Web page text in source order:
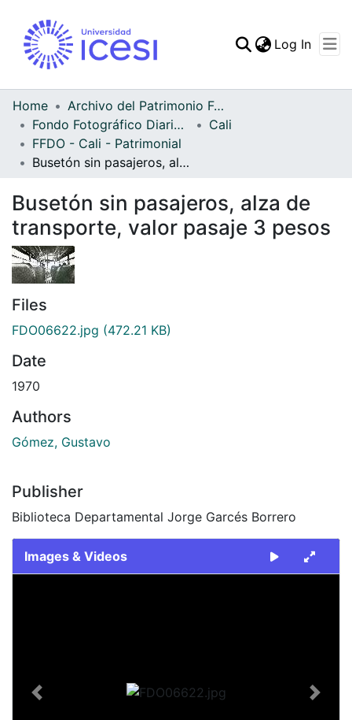
Statistics
Log In
Home
Archivo del Patrimonio Fotográfico y Fílmico del Valle del Cauca
Fondo Fotográfico Diario Occidente
Cali
FFDO - Cali - Patrimonial
Busetón sin pasajeros, alza de transporte, valor pasaje 3 pesos
Busetón sin pasajeros, alza de
transporte, valor pasaje 3 pesos
Files
FDO06622.jpg (472.21 KB)
Date
1970
Authors
Gómez, Gustavo
Publisher
Biblioteca Departamental Jorge Garcés Borrero
Images & Videos
Previous Next